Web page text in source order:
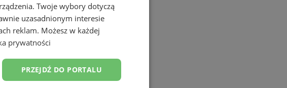
Twoje wybory dotyczą
uzasadnionym interesie
reklam. Możesz w każdej
prywatności
PRZEJDŹ DO PORTALU